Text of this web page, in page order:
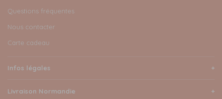
Questions fréquentes
Nous contacter
Carte cadeau
Infos légales
Livraison Normandie